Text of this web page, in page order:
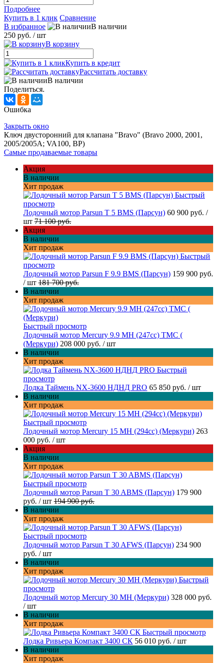
Подробнее
Купить в 1 клик Сравнение
В избранное
В наличии
250 руб. / шт
В корзину
Купить в кредит
Рассчитать доставку
В наличии
Поделиться.
Ошибка
Закрыть окно
Ключ двусторонний для клапана "Bravo" (Bravo 2000, 2001,
2005/2005A; VA100, BP)
Самые продаваемые товары
Акция
В наличии
Хит продаж
Быстрый
просмотр
Лодочный мотор Parsun T 5 BMS (Парсун) 60 900 руб. /
шт 71 100 руб.
Акция
В наличии
Хит продаж
Быстрый
просмотр
Лодочный мотор Parsun F 9.9 BMS (Парсун) 159 900 руб.
/ шт 181 700 руб.
В наличии
Хит продаж
Быстрый просмотр
Лодочный мотор Mercury 9.9 МН (247cc) TMC (
(Меркури) 208 000 руб. / шт
В наличии
Хит продаж
Быстрый
просмотр
Лодка Таймень NX-3600 НДНД PRO 65 850 руб. / шт
В наличии
Хит продаж
Быстрый просмотр
Лодочный мотор Mercury 15 MH (294cc) (Меркури) 263
000 руб. / шт
Акция
В наличии
Хит продаж
Быстрый просмотр
Лодочный мотор Parsun T 30 ABMS (Парсун) 179 900
руб. / шт 194 900 руб.
В наличии
Хит продаж
Быстрый просмотр
Лодочный мотор Parsun T 30 AFWS (Парсун) 234 900
руб. / шт
В наличии
Хит продаж
Быстрый
просмотр
Лодочный мотор Mercury 30 MH (Меркури) 328 000 руб.
/ шт
В наличии
Хит продаж
Быстрый просмотр
Лодка Ривьера Компакт 3400 СК 56 010 руб. / шт
В наличии
Хит продаж